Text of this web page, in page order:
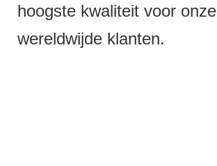
hoogste kwaliteit voor onze
wereldwijde klanten.